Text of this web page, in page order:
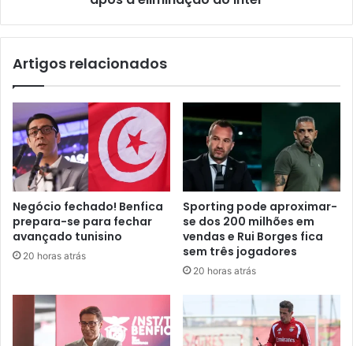
Artigos relacionados
Negócio fechado! Benfica
prepara-se para fechar
avançado tunisino
20 horas atrás
Sporting pode aproximar-
se dos 200 milhões em
vendas e Rui Borges fica
sem três jogadores
20 horas atrás